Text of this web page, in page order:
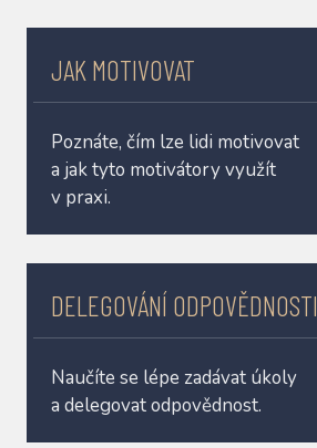
JAK MOTIVOVAT
Poznáte, čím lze lidi motivovat
a jak tyto motivátory využít
v praxi.
DELEGOVÁNÍ ODPOVĚDNOSTI
Naučíte se lépe zadávat úkoly
a delegovat odpovědnost.